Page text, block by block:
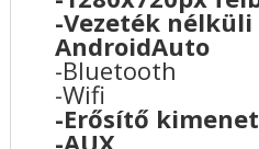
-Vezeték nélküli
AndroidAuto
-Bluetooth
-Wifi
-Erősítő kimenet
-AUX